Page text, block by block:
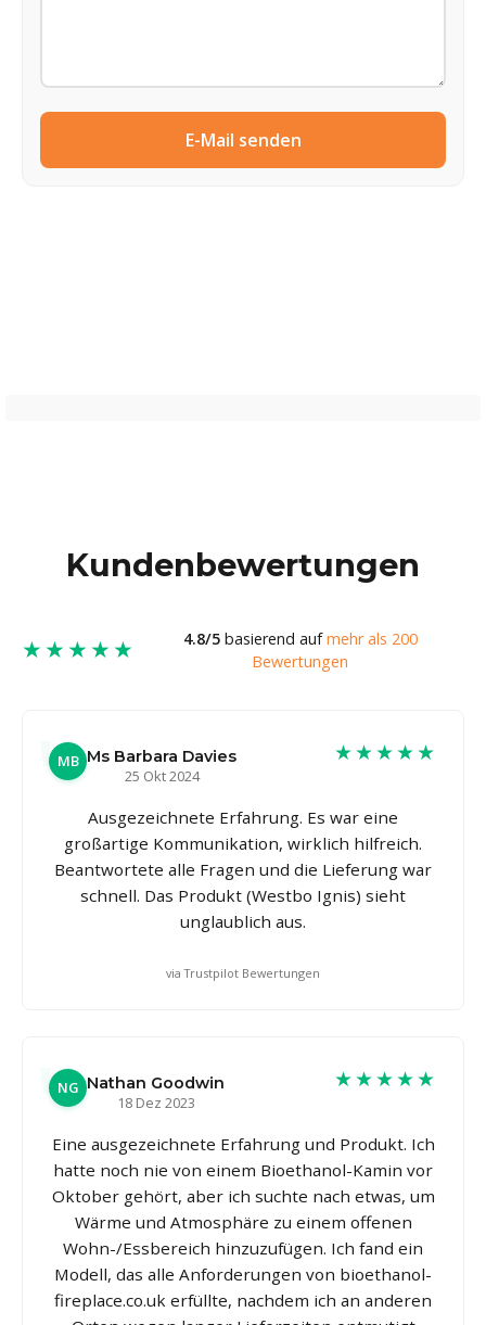
E-Mail senden
Kundenbewertungen
★★★★★ 4.8/5basierend aufmehr als 200
Bewertungen
MB Ms Barbara Davies
25 Okt 2024
★★★★★
Ausgezeichnete Erfahrung. Es war eine
großartige Kommunikation, wirklich hilfreich.
Beantwortete alle Fragen und die Lieferung war
schnell. Das Produkt (Westbo Ignis) sieht
unglaublich aus.
via Trustpilot Bewertungen
NG Nathan Goodwin
18 Dez 2023
★★★★★
Eine ausgezeichnete Erfahrung und Produkt. Ich
hatte noch nie von einem Bioethanol-Kamin vor
Oktober gehört, aber ich suchte nach etwas, um
Wärme und Atmosphäre zu einem offenen
Wohn-/Essbereich hinzuzufügen. Ich fand ein
Modell, das alle Anforderungen von bioethanol-
fireplace.co.uk erfüllte, nachdem ich an anderen